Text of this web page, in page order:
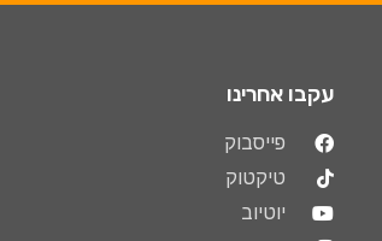
עקבו אחרינו
פייסבוק
טיקטוק
יוטיוב